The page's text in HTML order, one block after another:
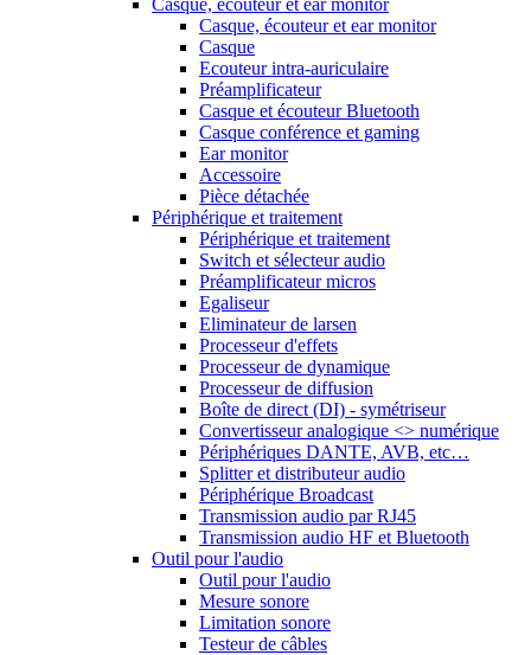
Casque, écouteur et ear monitor
Casque, écouteur et ear monitor
Casque
Ecouteur intra-auriculaire
Préamplificateur
Casque et écouteur Bluetooth
Casque conférence et gaming
Ear monitor
Accessoire
Pièce détachée
Périphérique et traitement
Périphérique et traitement
Switch et sélecteur audio
Préamplificateur micros
Egaliseur
Eliminateur de larsen
Processeur d'effets
Processeur de dynamique
Processeur de diffusion
Boîte de direct (DI) - symétriseur
Convertisseur analogique <> numérique
Périphériques DANTE, AVB, etc…
Splitter et distributeur audio
Périphérique Broadcast
Transmission audio par RJ45
Transmission audio HF et Bluetooth
Outil pour l'audio
Outil pour l'audio
Mesure sonore
Limitation sonore
Testeur de câbles